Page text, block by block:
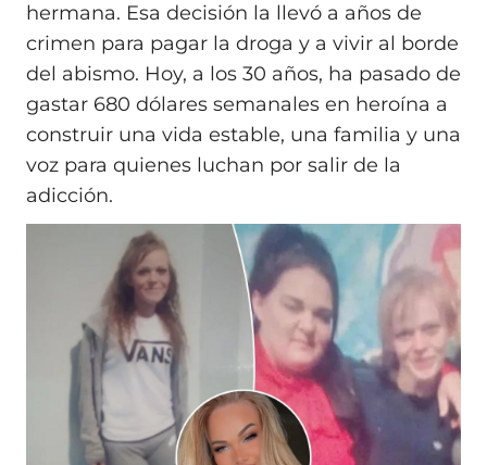
hermana. Esa decisión la llevó a años de
crimen para pagar la droga y a vivir al borde
del abismo. Hoy, a los 30 años, ha pasado de
gastar 680 dólares semanales en heroína a
construir una vida estable, una familia y una
voz para quienes luchan por salir de la
adicción.